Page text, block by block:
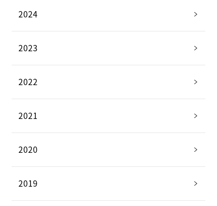
2024
2023
2022
2021
2020
2019